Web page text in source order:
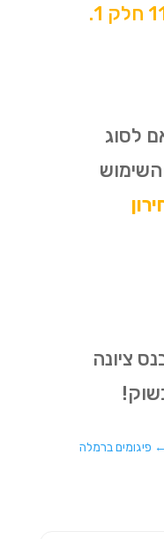
לסוג
השימוש
ציונה
← פיגומים ברמלה